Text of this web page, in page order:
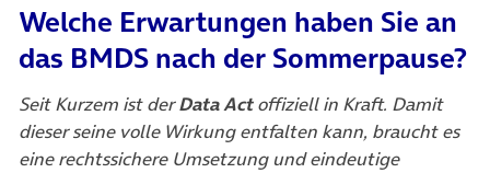
Welche Erwartungen haben Sie an
das BMDS nach der Sommerpause?
Seit Kurzem ist derData Actoffiziell in Kraft. Damit
dieser seine volle Wirkung entfalten kann, braucht es
eine rechtssichere Umsetzung und eindeutige